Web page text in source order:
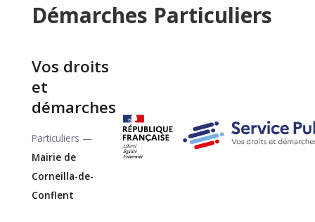
Démarches Particuliers
Vos droits
et
démarches
Particuliers —
Mairie de
Corneilla-de-
Conflent